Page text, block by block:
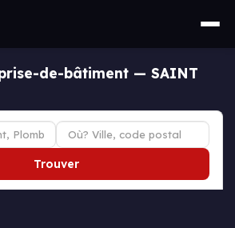
de-bâtiment — SAINT
Trouver